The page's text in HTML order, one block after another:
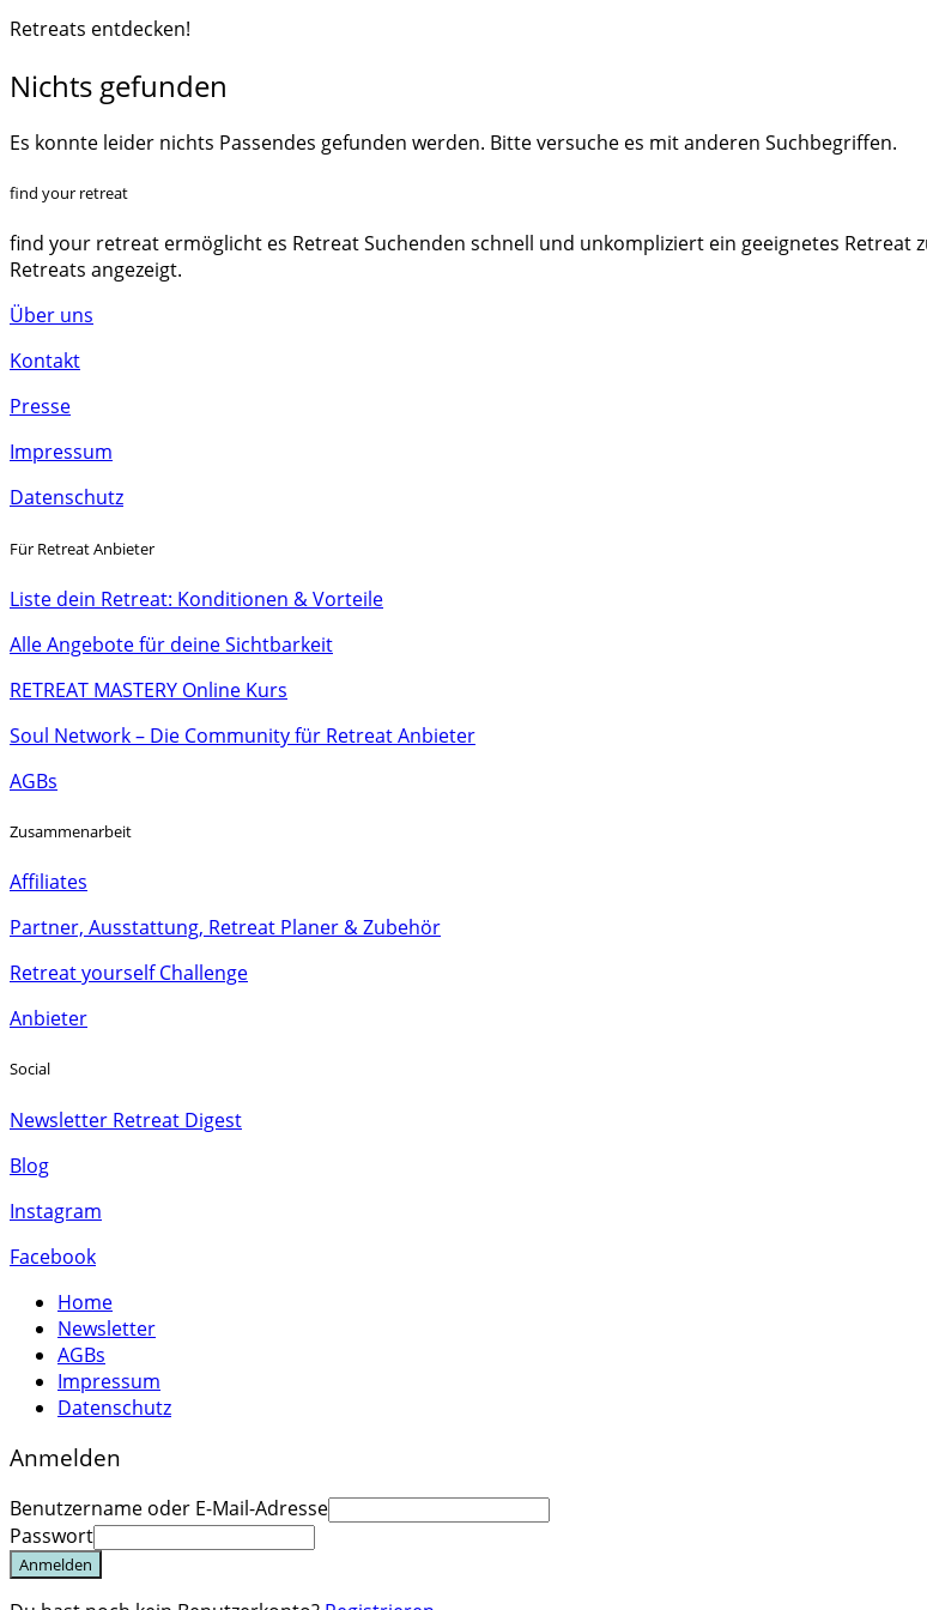
Retreats entdecken!
Nichts gefunden
Es konnte leider nichts Passendes gefunden werden. Bitte versuche es mit anderen Suchbegriffen.
find your retreat
find your retreat ermöglicht es Retreat Suchenden schnell und unkompliziert ein geeignetes
Retreats angezeigt.
Über uns
Kontakt
Presse
Impressum
Datenschutz
Für Retreat Anbieter
Liste dein Retreat: Konditionen & Vorteile
Alle Angebote für deine Sichtbarkeit
RETREAT MASTERY Online Kurs
Soul Network – Die Community für Retreat Anbieter
AGBs
Zusammenarbeit
Affiliates
Partner, Ausstattung, Retreat Planer & Zubehör
Retreat yourself Challenge
Anbieter
Social
Newsletter Retreat Digest
Blog
Instagram
Facebook
Home
Newsletter
AGBs
Impressum
Datenschutz
Anmelden
Benutzername oder E-Mail-Adresse
Passwort
Anmelden